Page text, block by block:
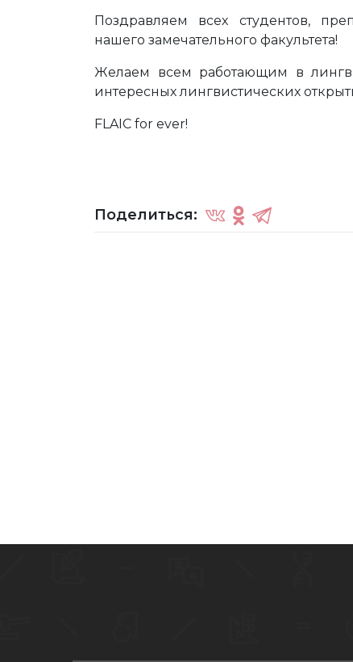
Поздравляем всех студентов,
нашего замечательного факультета!
Желаем всем работающим в
интересных лингвистических
FLAIC for ever!
Поделиться: